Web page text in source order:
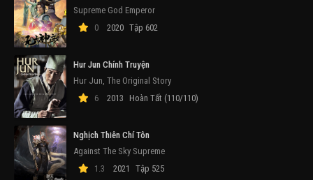
Supreme God Emperor
0
2020 Tập 602
Hur Jun Chính Truyện
Hur Jun, The Original Story
6
2013 Hoàn Tất (110/110)
Nghịch Thiên Chí Tôn
Against The Sky Supreme
1.3
2021 Tập 525